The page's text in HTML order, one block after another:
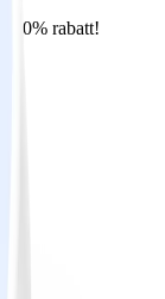
60% rabatt!